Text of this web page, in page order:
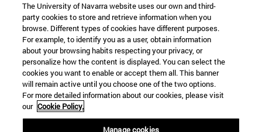
The University of Navarra website uses our own and third-
party cookies to store and retrieve information when you
browse. Different types of cookies have different purposes.
For example, to identify you as a user, obtain information
about your browsing habits respecting your privacy, or
personalize how the content is displayed. You can select the
cookies you want to enable or accept them all. This banner
will remain active until you choose one of the two options.
For more detailed information about our cookies, please visit
our Cookie Policy.
Manage cookies